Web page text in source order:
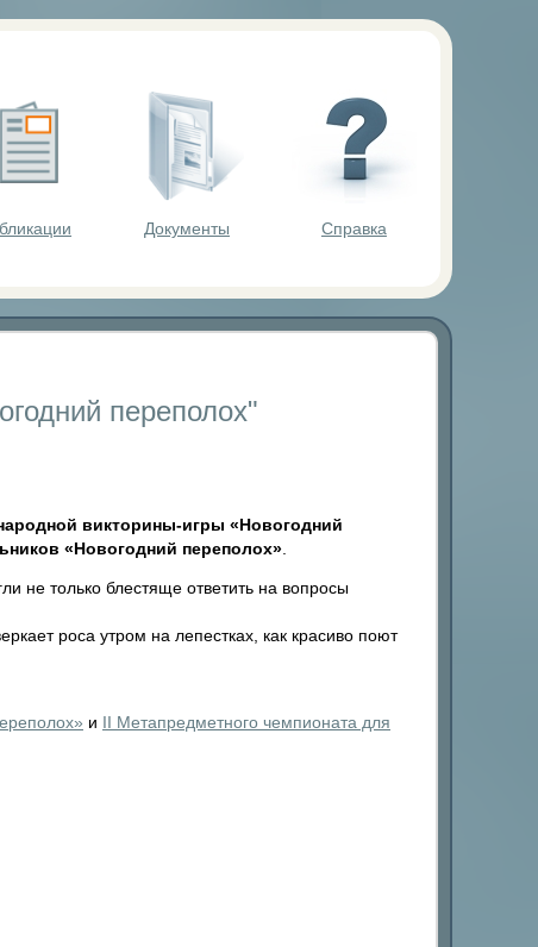
Документы Справка
переполох"
викторины-игры «Новогодний
«Новогодний переполох».
не только блестяще ответить на вопросы
роса утром на лепестках, как красиво поют
и II Метапредметного чемпионата для